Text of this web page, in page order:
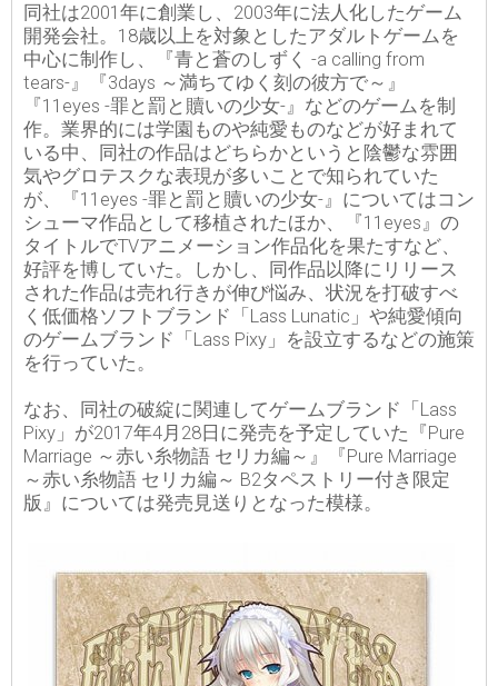
同社は2001年に創業し、2003年に法人化したゲーム
開発会社。18歳以上を対象としたアダルトゲームを
中心に制作し、『青と蒼のしずく -a calling from
tears-』『3days ～満ちてゆく刻の彼方で～』
『11eyes -罪と罰と贖いの少女-』などのゲームを制
作。業界的には学園ものや純愛ものなどが好まれて
いる中、同社の作品はどちらかというと陰鬱な雰囲
気やグロテスクな表現が多いことで知られていた
が、『11eyes -罪と罰と贖いの少女-』についてはコン
シューマ作品として移植されたほか、『11eyes』の
タイトルでTVアニメーション作品化を果たすなど、
好評を博していた。しかし、同作品以降にリリース
された作品は売れ行きが伸び悩み、状況を打破すべ
く低価格ソフトブランド「Lass Lunatic」や純愛傾向
のゲームブランド「Lass Pixy」を設立するなどの施策
を行っていた。
なお、同社の破綻に関連してゲームブランド「Lass
Pixy」が2017年4月28日に発売を予定していた『Pure
Marriage ～赤い糸物語 セリカ編～』『Pure Marriage
～赤い糸物語 セリカ編～ B2タペストリー付き限定
版』については発売見送りとなった模様。